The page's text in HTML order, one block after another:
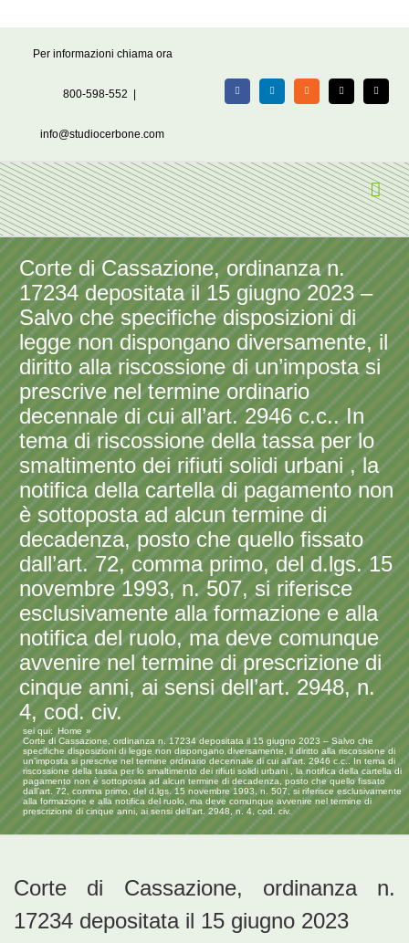
Per informazioni chiama ora
800-598-552
info@studiocerbone.com
FacebookLinkedIn Rss X Email
Corte di Cassazione, ordinanza n.
17234 depositata il 15 giugno 2023 –
Salvo che specifiche disposizioni di
legge non dispongano diversamente, il
diritto alla riscossione di un’imposta si
prescrive nel termine ordinario
decennale di cui all’art. 2946 c.c.. In
tema di riscossione della tassa per lo
smaltimento dei rifiuti solidi urbani , la
notifica della cartella di pagamento non
è sottoposta ad alcun termine di
decadenza, posto che quello fissato
dall’art. 72, comma primo, del d.lgs. 15
novembre 1993, n. 507, si riferisce
esclusivamente alla formazione e alla
notifica del ruolo, ma deve comunque
avvenire nel termine di prescrizione di
cinque anni, ai sensi dell’art. 2948, n.
4, cod. civ.
sei qui:
Home
Corte di Cassazione, ordinanza n. 17234 depositata il 15 giugno 2023 – Salvo che
specifiche disposizioni di legge non dispongano diversamente, il diritto alla riscossione di
un’imposta si prescrive nel termine ordinario decennale di cui all’art. 2946 c.c.. In tema di
riscossione della tassa per lo smaltimento dei rifiuti solidi urbani , la notifica della cartella di
pagamento non è sottoposta ad alcun termine di decadenza, posto che quello fissato
dall’art. 72, comma primo, del d.lgs. 15 novembre 1993, n. 507, si riferisce esclusivamente
alla formazione e alla notifica del ruolo, ma deve comunque avvenire nel termine di
prescrizione di cinque anni, ai sensi dell’art. 2948, n. 4, cod. civ.
Corte di Cassazione, ordinanza n.
17234 depositata il 15 giugno 2023